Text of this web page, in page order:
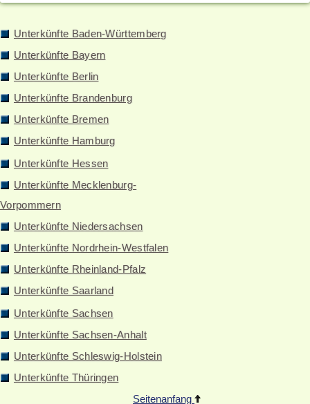
Unterkünfte Baden-Württemberg
Unterkünfte Bayern
Unterkünfte Berlin
Unterkünfte Brandenburg
Unterkünfte Bremen
Unterkünfte Hamburg
Unterkünfte Hessen
Unterkünfte Mecklenburg-
Vorpommern
Unterkünfte Niedersachsen
Unterkünfte Nordrhein-Westfalen
Unterkünfte Rheinland-Pfalz
Unterkünfte Saarland
Unterkünfte Sachsen
Unterkünfte Sachsen-Anhalt
Unterkünfte Schleswig-Holstein
Unterkünfte Thüringen
Seitenanfang